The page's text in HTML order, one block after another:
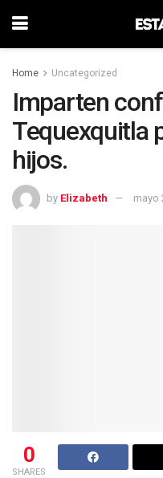
Home Uncategorized
Imparten
Tequexquitla
hijos.
by Elizabeth mayo
0
SHARES